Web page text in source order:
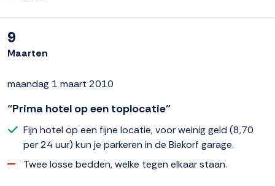
9
Maarten
maandag 1 maart 2010
“Prima hotel op een toplocatie”
Fijn hotel op een fijne locatie, voor weinig geld (8,70
per 24 uur) kun je parkeren in de Biekorf garage.
Twee losse bedden, welke tegen elkaar staan.